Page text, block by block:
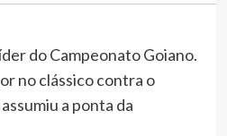
do Campeonato Goiano.
no clássico contra o
a ponta da